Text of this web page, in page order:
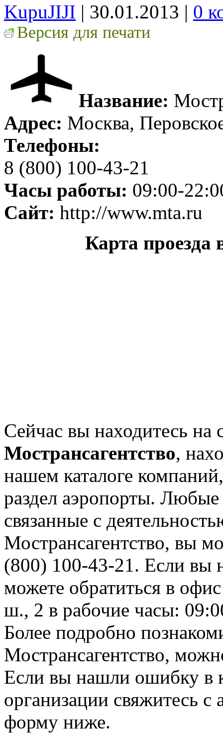
KupuJIJI | 30.01.2013 | 0
Версия для печати
Название:
Адрес: Москва,
Телефоны:
8 (800) 100-43-21
Часы работы: 09:00-
Сайт: http://www.mta.ru
Карта проезда
Сейчас вы находитесь на
Мострансагентство,
нашем каталоге
раздел аэропорты.
связанные с
Мострансагентство, вы
(800) 100-43-21. Если вы
можете обратиться в
ш., 2 в рабочие часы:
Более подробно
Мострансагентство,
Если вы нашли ошибку в
организации свяжитесь
форму ниже.